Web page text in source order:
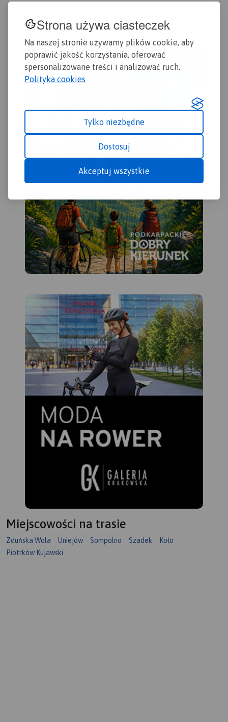
Strona używa ciasteczek
Na naszej stronie używamy plików cookie, aby
poprawić jakość korzystania, oferować
spersonalizowane treści i analizować ruch.
Polityka cookies
Tylko niezbędne
Dostosuj
Akceptuj wszystkie
i Paproci oraz wszystkie inne
rowerowe.
Rok wydania: 2017
Miejscowości na trasie
Zduńska Wola Uniejów Sompolno Szadek
Koło
Piotrków Kujawski